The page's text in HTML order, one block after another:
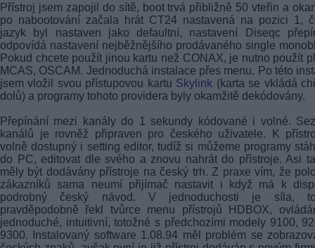
Přístroj jsem zapojil do sítě, boot trvá přibližně 50 vteřin a
po nabootování začala hrát CT24 nastavená na pozici 1,
jazyk byl nastaven jako defaultní, nastavení Diseqc
odpovídá nastavení nejběžnějšího prodávaného single
Pokud chcete použít jinou kartu než CONAX, je nutno použít
MCAS, OSCAM. Jednoduchá instalace přes menu. Po této
jsem vložil svou přístupovou kartu Skylink (karta se vkládá
dolů) a programy tohoto providera byly okamžitě dekódovány.
Přepínání mezi kanály do 1 sekundy kódované i volné.
kanálů je rovněž připraven pro českého uživatele. K
volně dostupný i setting editor, tudíž si můžeme programy
do PC, editovat dle svého a znovu nahrát do přístroje. Asi
měly být dodávány přístroje na český trh. Z praxe vím, že
zákazníků sama neumí přijímač nastavit i když má k
podrobný český návod. V jednoduchosti je síla,
pravděpodobně řekl tvůrce menu přístrojů HDBOX,
jednoduché, intuitivní, totožné s předchozími modely 9100,
9300. Instalovaný software 1.08.94 měl problém se